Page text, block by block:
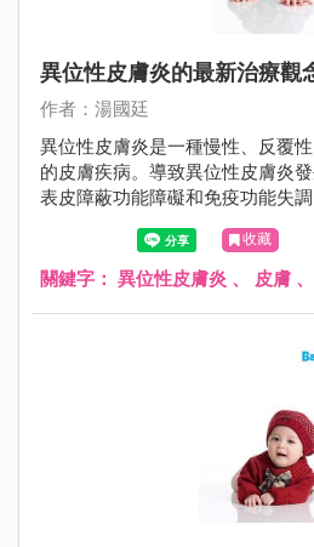
異位性皮膚炎的最新治療觀
作者：湯國廷
異位性皮膚炎是一種慢性、反覆
的皮膚疾病。導致異位性皮膚炎
表皮障蔽功能障礙和免疫功能失
膚角質層因為fillaggrin（一種存在
缺陷、神經醯胺（ceremide）降
能缺損、保水能力差、表皮上的
收藏
關鍵字： 異位性皮膚炎 、 皮膚 、